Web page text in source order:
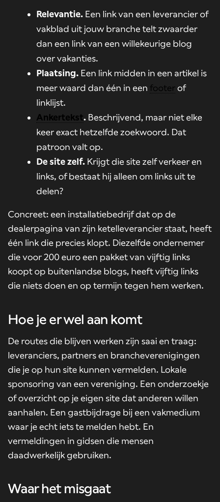
Relevantie.Een link van een leverancier of
vakblad uit jouw branche telt zwaarder
dan een link van een willekeurige blog
over vakanties.
Plaatsing.Een link midden in een artikel is
meer waard dan één in een footer of
linklijst.
Ankertekst.Beschrijvend, maar niet elke
keer exact hetzelfde zoekwoord. Dat
patroon valt op.
De site zelf.Krijgt die site zelf verkeer en
links, of bestaat hij alleen om links uit te
delen?
Concreet: een installatiebedrijf dat op de
dealerpagina van zijn ketelleverancier staat, heeft
één link die precies klopt. Diezelfde ondernemer
die voor 200 euro een pakket van vijftig links
koopt op buitenlandse blogs, heeft vijftig links
die niets doen en op termijn tegen hem werken.
Hoe je er wel aan komt
De routes die blijven werken zijn saai en traag:
leveranciers, partners en brancheverenigingen
die je op hun site kunnen vermelden. Lokale
sponsoring van een vereniging. Een onderzoekje
of overzicht op je eigen site dat anderen willen
aanhalen. Een gastbijdrage bij een vakmedium
waar je echt iets te melden hebt. En
vermeldingen in gidsen die mensen
daadwerkelijk gebruiken.
Waar het misgaat